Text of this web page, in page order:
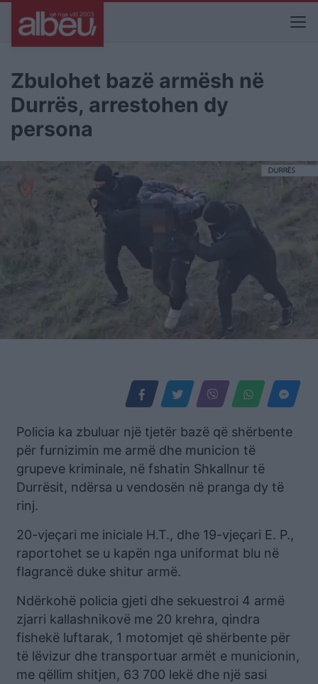
Zbulohet bazë armësh në
Durrës, arrestohen dy
persona
Policia ka zbuluar një tjetër bazë që shërbente
për furnizimin me armë dhe municion të
grupeve kriminale, në fshatin Shkallnur të
Durrësit, ndërsa u vendosën në pranga dy të
rinj.
20-vjeçari me iniciale H.T., dhe 19-vjeçari E. P.,
raportohet se u kapën nga uniformat blu në
flagrancë duke shitur armë.
Ndërkohë policia gjeti dhe sekuestroi 4 armë
zjarri kallashnikovë me 20 krehra, qindra
fishekë luftarak, 1 motomjet që shërbente për
të lëvizur dhe transportuar armët e municionin,
me qëllim shitjen, 63 700 lekë dhe një sasi